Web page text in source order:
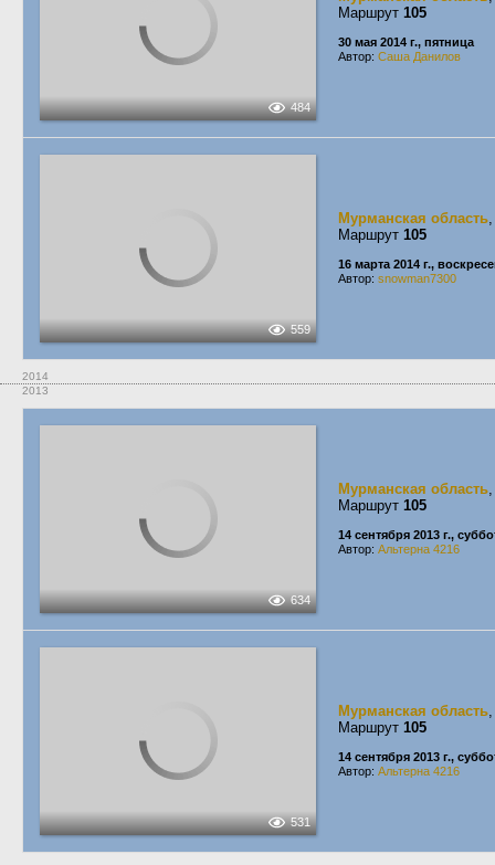
484
Маршрут 105
30 мая 2014 г., пятница
Автор: Саша Данилов
559
Мурманская область
Маршрут 105
16 марта 2014 г.,
Автор: snowman7300
2014
2013
634
Мурманская область
Маршрут 105
14 сентября 2013 г.,
Автор: Альтерна 4216
531
Мурманская область
Маршрут 105
14 сентября 2013 г.,
Автор: Альтерна 4216